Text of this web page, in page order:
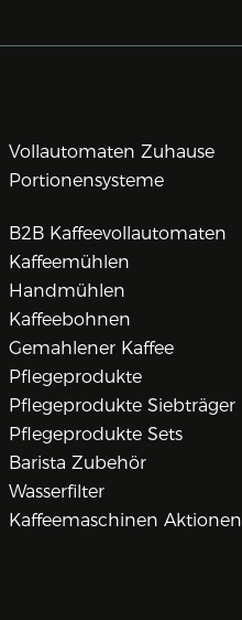
Vollautomaten Zuhause
Portionensysteme
B2B Kaffeevollautomaten
Kaffeemühlen
Handmühlen
Kaffeebohnen
Gemahlener Kaffee
Pflegeprodukte
Pflegeprodukte Siebträger
Pflegeprodukte Sets
Barista Zubehör
Wasserfilter
Kaffeemaschinen Aktionen